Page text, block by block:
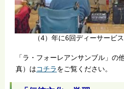
（4）年に6回ディーサービ
「ラ・フォーレアンサンブル」の
真）はコチラをご覧ください。